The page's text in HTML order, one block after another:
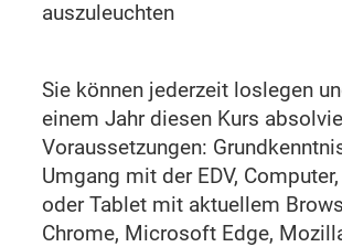
auszuleuchten
Sie können jederzeit loslegen
einem Jahr diesen Kurs
Voraussetzungen:
Umgang mit der EDV,
oder Tablet mit aktuellem
Chrome, Microsoft Edge,